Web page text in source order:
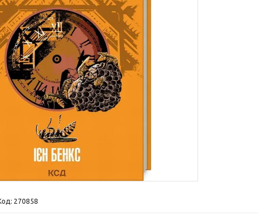
270858